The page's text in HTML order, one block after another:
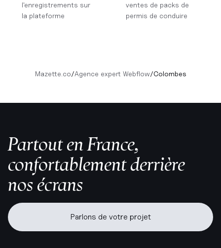
l'enregistrements sur
la plateforme
ventes de packs de
permis de conduire
Mazette.co/Agence expert Webflow/Colombes
Partout en France,
confortablement derrière
nos écrans
Parlons de votre projet